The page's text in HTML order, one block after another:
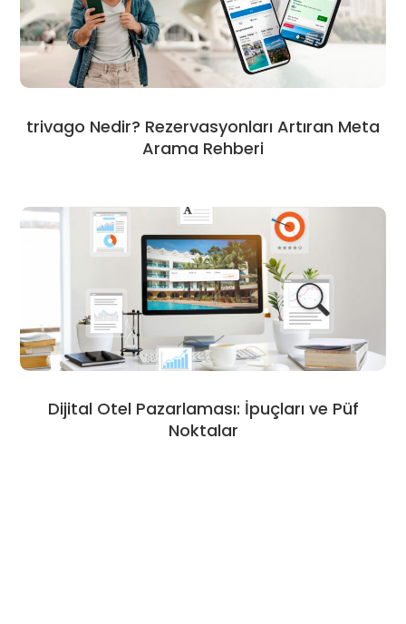
trivago Nedir? Rezervasyonları Artıran Meta
Arama Rehberi
Dijital Otel Pazarlaması: İpuçları ve Püf
Noktalar